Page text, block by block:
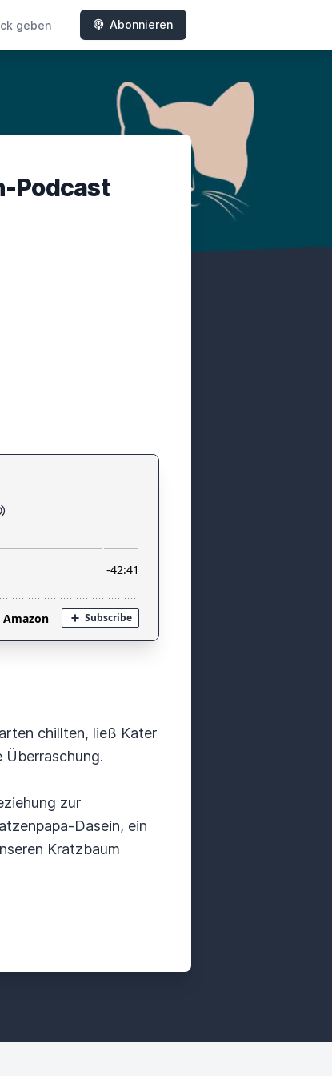
geben Abonnieren
Podcast
chillten, ließ Kater
Überraschung.
zur
Dasein, ein
Kratzbaum